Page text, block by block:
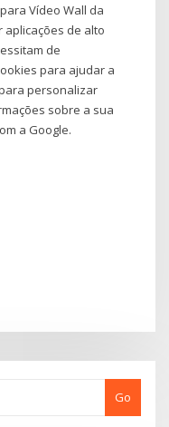
Vídeo Wall da
aplicações de alto
de
para ajudar a
personalizar
sobre a sua
a Google.
Go